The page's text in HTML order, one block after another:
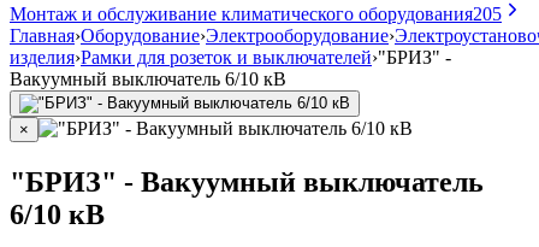
Монтаж и обслуживание климатического оборудования205
Главная›Оборудование›Электрооборудование›
изделия›Рамки для розеток и выключателей›"БРИЗ" -
Вакуумный выключатель 6/10 кВ
×
"БРИЗ" - Вакуумный выключатель
6/10 кВ